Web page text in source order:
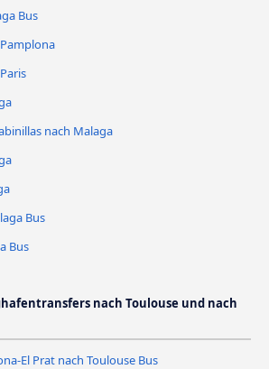
Bus
nach Malaga
Bus
Bus
nach Toulouse und nach
El Prat nach Toulouse Bus